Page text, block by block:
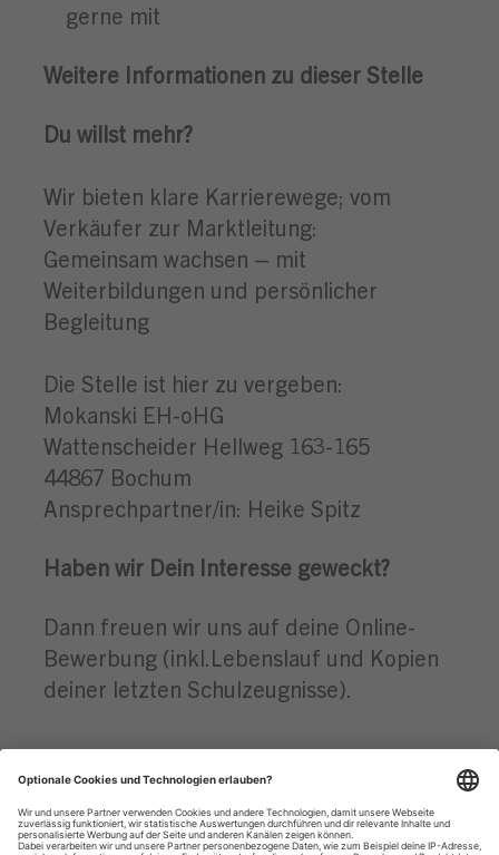
gerne mit
Weitere Informationen zu dieser Stelle
Du willst mehr?
Wir bieten klare Karrierewege; vom
Verkäufer zur Marktleitung:
Gemeinsam wachsen – mit
Weiterbildungen und persönlicher
Begleitung
Die Stelle ist hier zu vergeben:
Mokanski EH-oHG
Wattenscheider Hellweg 163-165
44867 Bochum
Ansprechpartner/in: Heike Spitz
Haben wir Dein Interesse geweckt?
Dann freuen wir uns auf deine Online-
Bewerbung (inkl.Lebenslauf und Kopien
deiner letzten Schulzeugnisse).